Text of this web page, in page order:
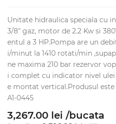
Unitate hidraulica speciala cu
3/8" gaz, motor de 2.2 Kw si
entul a 3 HP.Pompa are un
i/minut la 1410 rotati/min
ne maxima 210 bar rezervor
i complet cu indicator nivel
e montat vertical.Produsul
A1-0445
3,267.00 lei /bucata